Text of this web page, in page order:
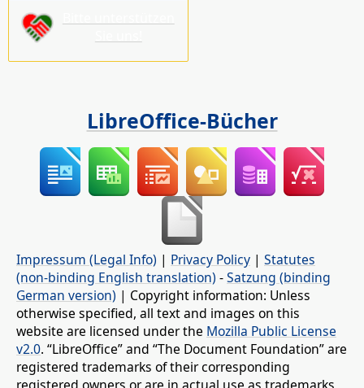
LibreOffice-Bücher
Impressum (Legal Info) | Privacy Policy | Statutes
(non-binding English translation) -Satzung (binding
German version) | Copyright information: Unless
otherwise specified, all text and images on this
website are licensed under the Mozilla Public License
v2.0. “LibreOffice” and “The Document Foundation” are
registered trademarks of their corresponding